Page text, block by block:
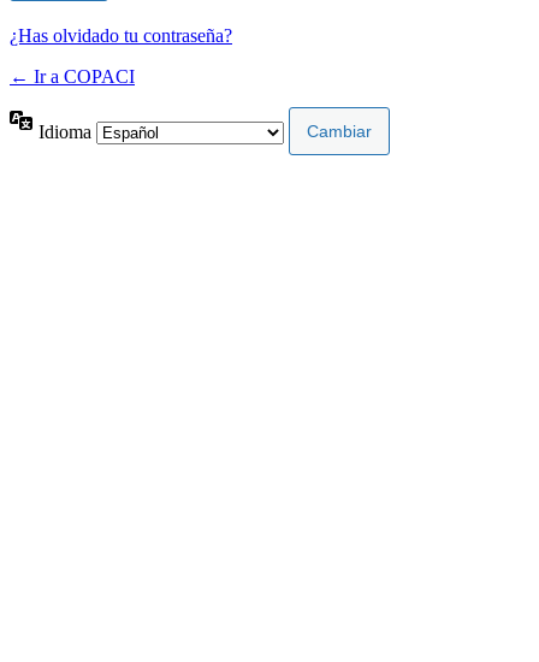
¿Has olvidado tu contraseña?
← Ir a COPACI
Idioma